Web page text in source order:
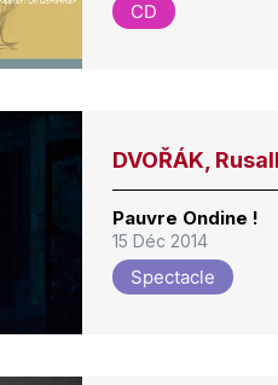
CD
DVOŘÁK,
Pauvre Ondine !
15 Déc 2014
Spectacle